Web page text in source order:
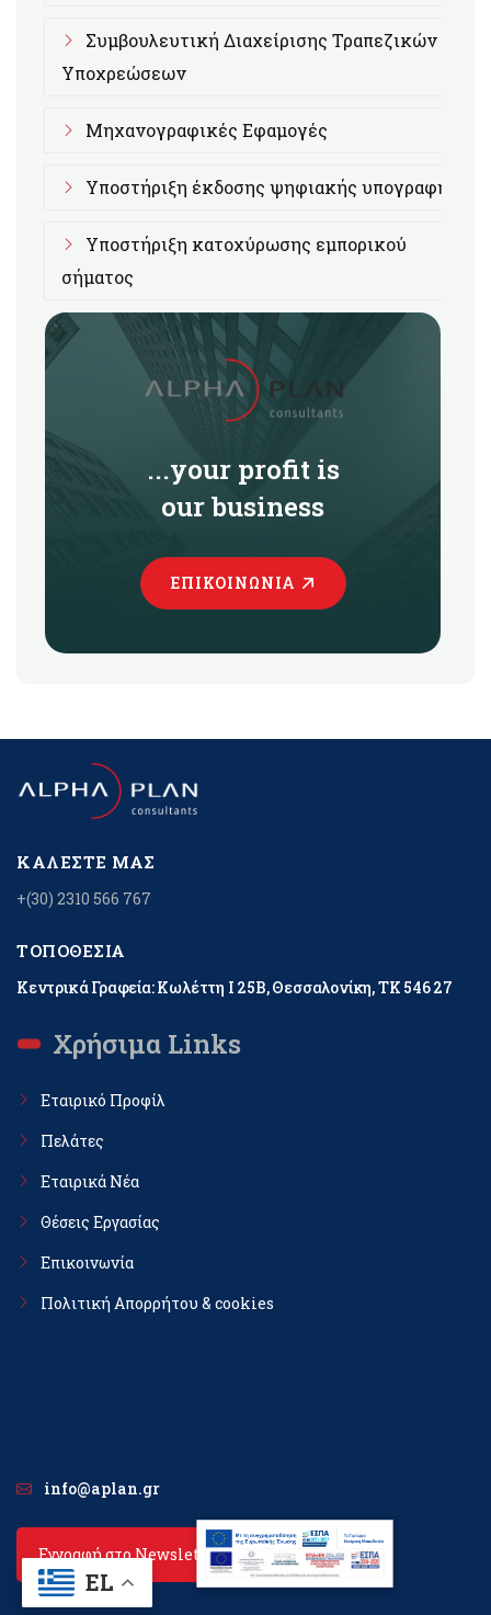
Συμβουλευτική Διαχείρισης Τραπεζικών
Υποχρεώσεων
Μηχανογραφικές Εφαμογές
Υποστήριξη έκδοσης ψηφιακής υπογραφής
Υποστήριξη κατοχύρωσης εμπορικού
σήματος
...your profit is
our business
ΕΠΙΚΟΙΝΩΝΊΑ
ΚΑΛΈΣΤΕ ΜΑΣ
+(30) 2310 566 767
ΤΟΠΟΘΕΣΊΑ
Κεντρικά Γραφεία: Κωλέττη Ι 25Β, Θεσσαλονίκη, ΤΚ 546 27
Χρήσιμα Links
Εταιρικό Προφίλ
Πελάτες
Εταιρικά Νέα
Θέσεις Εργασίας
Επικοινωνία
Πολιτική Απορρήτου & cookies
info@aplan.gr
Εγγραφή στο Newsletter
EL